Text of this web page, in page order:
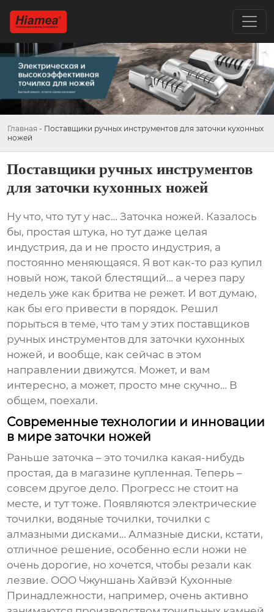
Главная - Поставщики ручных инструментов для заточки кухонных
ножей
Поставщики ручных инструментов
для заточки кухонных ножей
Ну что, что тут у нас… Заточка ножей. Казалось
бы, простая штука, но тут даже целая
индустрия, да и не просто индустрия, а
постоянно меняющаяся. Я вот как-то раз купил
новый нож, такой блестящий… а через пару
недель уже как бритва не режет. И вот думаю,
как бы его привести в порядок. Решил
порыться в теме, что там у этих поставщиков
ручных инструментов для заточки кухонных
ножей, и вообще, как сейчас в этом
направлении движутся. Может, и вам
интересно, а может, просто мне скучно… В
общем, поехали.
Современные технологии и инновации
в мире заточки ножей
Раньше заточка – это точилка какая-нибудь
простая, да в магазине купленная. Теперь –
совсем другое дело. Прогресс не стоит на
месте, и тут тоже. Появляются электрические
точилки, водяные точилки, точилки с
алмазными дисками… Алмазные диски, кстати,
отличное решение, особенно если ножи не
очень дорогие, но хочется, чтобы резали как
лезвие. ООО Чжуншань Хайвэй Кухонные
Принадлежности, например, очень активно